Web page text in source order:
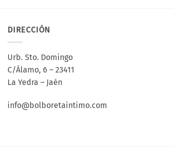
DIRECCIÓN
Urb. Sto. Domingo
C/Álamo, 6 – 23411
La Yedra – Jaén
info@bolboretaintimo.com